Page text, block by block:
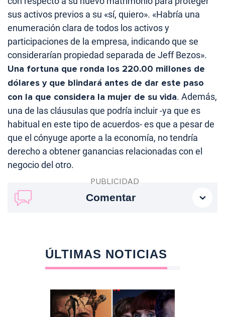
sus activos previos a su «sí, quiero». «Habría una
enumeración clara de todos los activos y
participaciones de la empresa, indicando que se
considerarían propiedad separada de Jeff Bezos».
Una fortuna que ronda los 220.00 millones de
dólares y que blindará antes de dar este paso
con la que considera la mujer de su vida. Además,
una de las cláusulas que podría incluir -ya que es
habitual en este tipo de acuerdos- es que a pesar de
que el cónyuge aporte a la economía, no tendría
derecho a obtener ganancias relacionadas con el
negocio del otro.
Comentar
ÚLTIMAS NOTICIAS